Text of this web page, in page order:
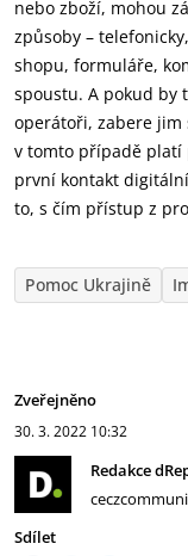
nebo zboží, mohou
způsoby –
shopu, formuláře,
spoustu. A pokud by
operátoři, zabere jim
v tomto případě platí
první kontakt
to, s čím přístup z
Pomoc Ukrajině
Zveřejněno
30. 3. 2022 10:32
Redakce
Sdílet